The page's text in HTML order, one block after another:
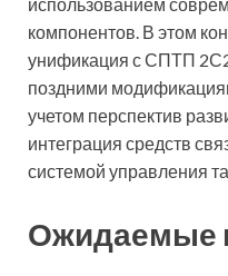
использованием
компонентов. В этом
унификация с СПТП
поздними
учетом перспектив
интеграция средств
системой управления
Ожидаемые